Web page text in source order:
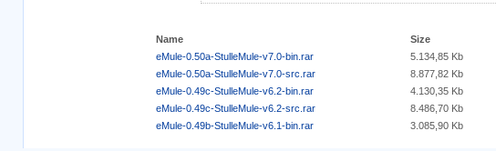
Name Size
eMule-0.50a-StulleMule-v7.0-bin.rar
5.134,85 Kb
eMule-0.50a-StulleMule-v7.0-src.rar
8.877,82 Kb
eMule-0.49c-StulleMule-v6.2-bin.rar
4.130,35 Kb
eMule-0.49c-StulleMule-v6.2-src.rar
8.486,70 Kb
eMule-0.49b-StulleMule-v6.1-bin.rar
3.085,90 Kb